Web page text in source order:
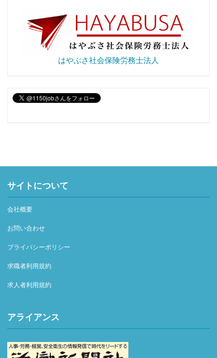
はやぶさ社会保険労務士法人
サイトについて
会社概要
お問い合わせ
プライバシーポリシー
求職者利用規約
求人者利用規約
アライアンス